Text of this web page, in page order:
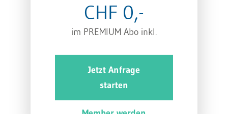
CHF 0,-
im PREMIUM Abo inkl.
Jetzt Anfrage
starten